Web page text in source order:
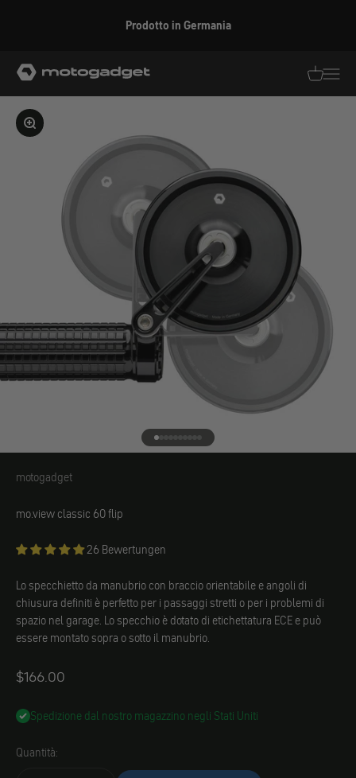
Prodotto in Germania
motogadget GmbH
Ingrandire l'immagine
Vai all'elemento 1
Vai all'elemento 2
Vai all'elemento 3
Vai all'elemento 4
Vai all'elemento 5
Vai all'elemento 6
Vai all'elemento 7
Vai all'elemento 8
Vai all'elemento 9
Vai all'elemento 10
motogadget
motogadget
mo.view classic 60 flip
26 Bewertungen
Lo specchietto da manubrio con braccio orientabile e angoli di
chiusura definiti è perfetto per i passaggi stretti o per i problemi di
spazio nel garage. Lo specchio è dotato di etichettatura ECE e può
essere montato sopra o sotto il manubrio.
Angebot
$166.00
Spedizione dal nostro magazzino negli Stati Uniti
Quantità: